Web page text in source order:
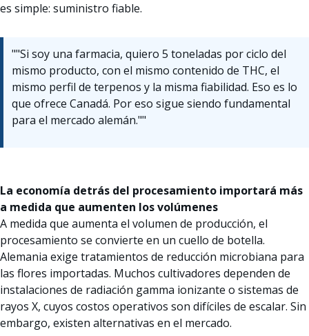
es simple: suministro fiable.
""Si soy una farmacia, quiero 5 toneladas por ciclo del
mismo producto, con el mismo contenido de THC, el
mismo perfil de terpenos y la misma fiabilidad. Eso es lo
que ofrece Canadá. Por eso sigue siendo fundamental
para el mercado alemán.""
La economía detrás del procesamiento importará más
a medida que aumenten los volúmenes
A medida que aumenta el volumen de producción, el
procesamiento se convierte en un cuello de botella.
Alemania exige tratamientos de reducción microbiana para
las flores importadas. Muchos cultivadores dependen de
instalaciones de radiación gamma ionizante o sistemas de
rayos X, cuyos costos operativos son difíciles de escalar. Sin
embargo, existen alternativas en el mercado.